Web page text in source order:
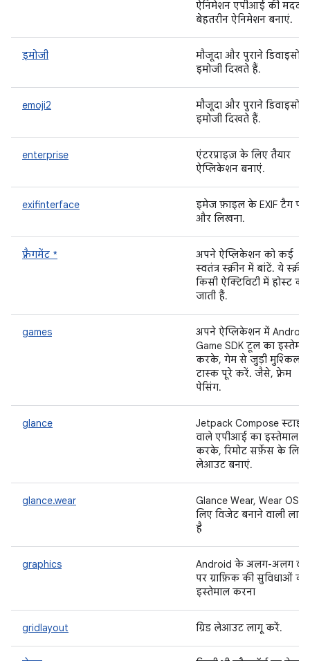
ऐनिमेशन एपीआई की मदद
बेहतरीन ऐनिमेशन बनाएं.
इमोजी
मौजूदा और पुराने डिवाइसों में
इमोजी दिखते हैं.
emoji2
मौजूदा और पुराने डिवाइसों में
इमोजी दिखते हैं.
enterprise
एंटरप्राइज़ के लिए तैयार
ऐप्लिकेशन बनाएं.
exifinterface
इमेज फ़ाइल के EXIF टैग
और लिखना.
फ़्रैगमेंट *
अपने ऐप्लिकेशन को कई
स्वतंत्र स्क्रीन में बांटें. ये
किसी ऐक्टिविटी में होस्ट की
जाती हैं.
games
अपने ऐप्लिकेशन में Android
Game SDK टूल का
करके, गेम से जुड़ी मुश्किल
टास्क पूरे करें. जैसे, फ़्रेम
पेसिंग.
glance
Jetpack Compose स्टाइल
वाले एपीआई का इस्तेमाल
करके, रिमोट सर्फ़ेस के लिए
लेआउट बनाएं.
glance.wear
Glance Wear, Wear OS के
लिए विजेट बनाने वाली
है
graphics
Android के अलग-अलग
पर ग्राफ़िक की सुविधाओं का
इस्तेमाल करना
gridlayout ग्रिड लेआउट लागू करें.